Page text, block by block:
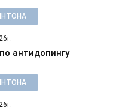
антидопингу